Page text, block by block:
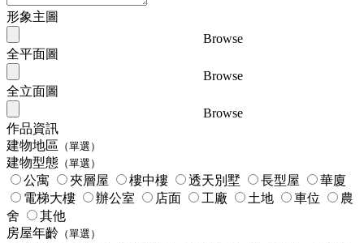
形象主圖
Browse
全平面圖
Browse
全立面圖
Browse
作品資訊
建物地區 （單選）
建物型態 （單選）
公寓 夾層屋 樓中樓 透天別墅 長型屋
華廈
電梯大樓
辦公室 店面 工廠 土地 車位
農
舍
其他
房屋年齡 （單選）